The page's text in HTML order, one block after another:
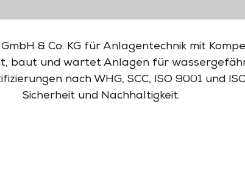
& Co. KG für Anlagentechnik mit
baut und wartet Anlagen für
nach WHG, SCC, ISO 9001 und
Sicherheit und Nachhaltigkeit.